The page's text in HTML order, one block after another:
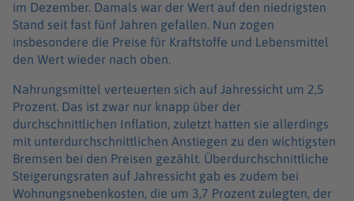
im Dezember. Damals war der Wert auf den niedrigsten
Stand seit fast fünf Jahren gefallen. Nun zogen
insbesondere die Preise für Kraftstoffe und Lebensmittel
den Wert wieder nach oben.
Nahrungsmittel verteuerten sich auf Jahressicht um 2,5
Prozent. Das ist zwar nur knapp über der
durchschnittlichen Inflation, zuletzt hatten sie allerdings
mit unterdurchschnittlichen Anstiegen zu den wichtigsten
Bremsen bei den Preisen gezählt. Überdurchschnittliche
Steigerungsraten auf Jahressicht gab es zudem bei
Wohnungsnebenkosten, die um 3,7 Prozent zulegten, der